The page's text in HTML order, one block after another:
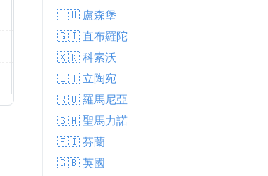
03:13 AM
Last Quarter
🇱🇺 盧森堡
🇬🇮 直布羅陀
🇽🇰 科索沃
🇱🇹 立陶宛
🇷🇴 羅馬尼亞
🇸🇲 聖馬力諾
🇫🇮 芬蘭
🇬🇧 英國